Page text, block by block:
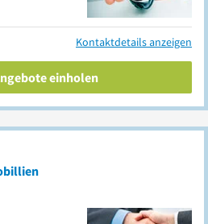
Kontaktdetails anzeigen
einholen